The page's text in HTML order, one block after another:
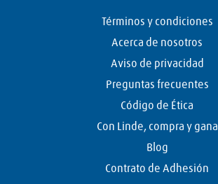
Términos y condiciones
Acerca de nosotros
Aviso de privacidad
Preguntas frecuentes
Código de Ética
Con Linde, compra y gana
Blog
Contrato de Adhesión